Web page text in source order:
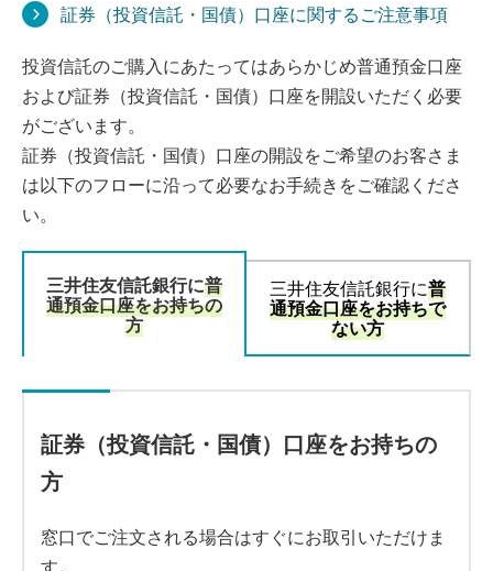
証券（投資信託・国債）口座に関するご注意事項
投資信託のご購入にあたってはあらかじめ普通預金口座
および証券（投資信託・国債）口座を開設いただく必要
がございます。
証券（投資信託・国債）口座の開設をご希望のお客さま
は以下のフローに沿って必要なお手続きをご確認くださ
い。
三井住友信託銀行に普
通預金口座をお持ちの
方
三井住友信託銀行に普
通預金口座をお持ちで
ない方
証券（投資信託・国債）口座をお持ちの
方
窓口でご注文される場合はすぐにお取引いただけま